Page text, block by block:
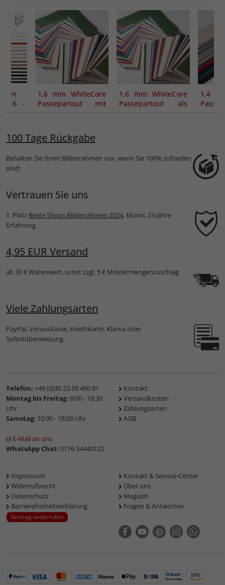
916 -
1,6 mm WhiteCore
Passepartout mit
1,6 mm WhiteCore
Passepartout als
1,4
100 Tage Rückgabe
Behalten Sie Ihren Bilderrahmen nur, wenn Sie 100% zufrieden
sind!
Vertrauen Sie uns
1. Platz Beste Shops Bilderrahmen 2024, Ekomi, 23 Jahre
Erfahrung
4,95 EUR Versand
ab 30 € Warenwert, sonst zzgl. 5 € Mindermengenzuschlag
Viele Zahlungsarten
PayPal, Vorauskasse, Kreditkarte, Klarna oder
Sofortüberweisung
Telefon: +49 (0)30 23 59 490 81
Montag bis Freitag: 8:00 - 18:30
Uhr
Samstag: 10:00 - 18:00 Uhr
E-Mail an uns
WhatsApp Chat: 0176 34440122
Kontakt
Versandkosten
Zahlungsarten
AGB
Impressum
Widerrufsrecht
Datenschutz
Barrierefreiheitserklärung
Vertrag widerrufen
Kontakt & Service-Center
Über uns
Magazin
Fragen & Antworten